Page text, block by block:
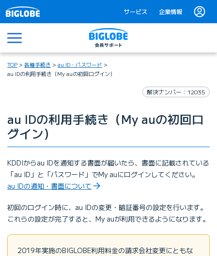
サービス 企業情報
メニュー
TOP 各種手続き
au ID・パスワード
au IDの利用手続き（My auの初回ログイン）
解決ナンバー：12035
au IDの利用手続き（My auの初回ロ
グイン）
KDDIからau IDを通知する書面が届いたら、書面に記載されている
「au ID」と「パスワード」でMy auにログインしてください。
au IDの通知・書面について
初回のログイン時に、au IDの変更・暗証番号の設定を行います。
これらの設定が完了すると、My auが利用できるようになります。
2019年実施のBIGLOBE利用料金の請求会社変更にともな